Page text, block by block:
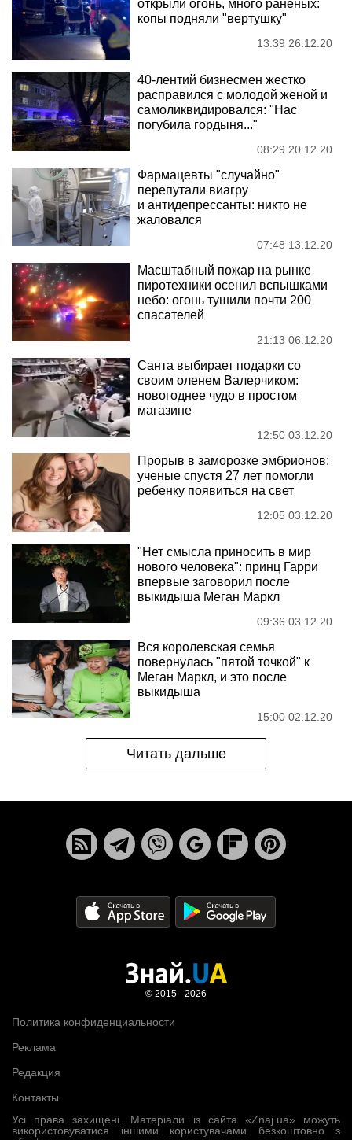
открыли огонь, много раненых:
копы подняли "вертушку"
13:39 26.12.20
40-лентий бизнесмен жестко
расправился с молодой женой и
самоликвидировался: "Нас
погубила гордыня..."
08:29 20.12.20
Фармацевты "случайно"
перепутали виагру
и антидепрессанты: никто не
жаловался
07:48 13.12.20
Масштабный пожар на рынке
пиротехники осенил вспышками
небо: огонь тушили почти 200
спасателей
21:13 06.12.20
Санта выбирает подарки со
своим оленем Валерчиком:
новогоднее чудо в простом
магазине
12:50 03.12.20
Прорыв в заморозке эмбрионов:
ученые спустя 27 лет помогли
ребенку появиться на свет
12:05 03.12.20
"Нет смысла приносить в мир
нового человека": принц Гарри
впервые заговорил после
выкидыша Меган Маркл
09:36 03.12.20
Вся королевская семья
повернулась "пятой точкой" к
Меган Маркл, и это после
выкидыша
15:00 02.12.20
Читать дальше
Усі права захищені. Матеріали із сайта «Znaj.ua» можуть
використовуватися іншими користувачами безкоштовно з
Политика конфиденциальности
Реклама
Редакция
Контакты
© 2015 - 2026